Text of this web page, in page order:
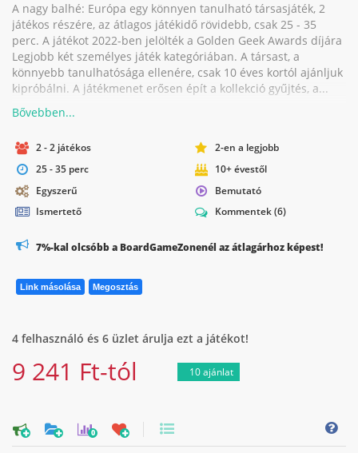
A nagy balhé: Európa egy könnyen tanulható társasjáték, 2
játékos részére, az átlagos játékidő rövidebb, csak 25 - 35
perc. A játékot 2022-ben jelölték a Golden Geek Awards díjára
Legjobb két személyes játék kategóriában. A társast, a
könnyebb tanulhatósága ellenére, csak 10 éves kortól ajánljuk
kipróbálni. A játékmenet erősen épít a kollekció gyűjtés, a...
2 - 2 játékos
2-en a legjobb
25 - 35 perc
10+ évestől
Egyszerű
Bemutató
Ismertető
Kommentek(6)
7%-kal olcsóbb a BoardGameZonenél az átlagárhoz képest!
Link másolása Megosztás
4 felhasználó és 6 üzlet árulja ezt a játékot!
9 241 Ft-tól 10 ajánlat
0